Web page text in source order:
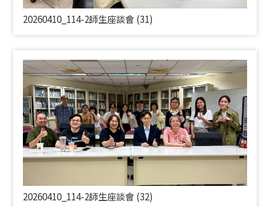
20260410_114-2師生座談會 (31)
20260410_114-2師生座談會 (32)